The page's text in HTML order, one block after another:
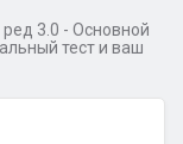
3.0 - Основной
тест и ваш